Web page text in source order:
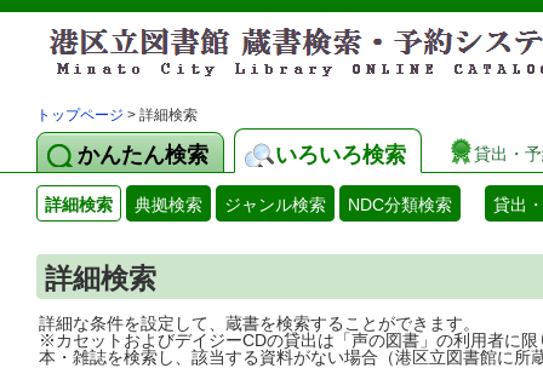
トップページ > 詳細検索
かんたん検索 いろいろ検索 貸出・
詳細検索 典拠検索 ジャンル検索 NDC分類検索 貸出
詳細検索
詳細な条件を設定して、蔵書を検索することができます。
※カセットおよびデイジーCDの貸出は「声の図書」の利用者に限
本・雑誌を検索し、該当する資料がない場合（港区立図書館に所